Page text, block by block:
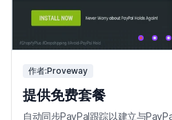
作者:Proveway
提供免费套餐
自动同步PayPal跟踪以建立与